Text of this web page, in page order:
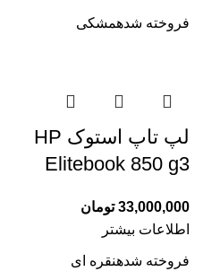
فروخته شدهمشکی
لپ تاپ استوک HP
Elitebook 850 g3
33,000,000 تومان
اطلاعات بیشتر
فروخته شدهنقره ای